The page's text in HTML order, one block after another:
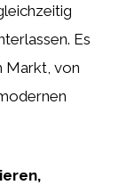
Es
Markt, von